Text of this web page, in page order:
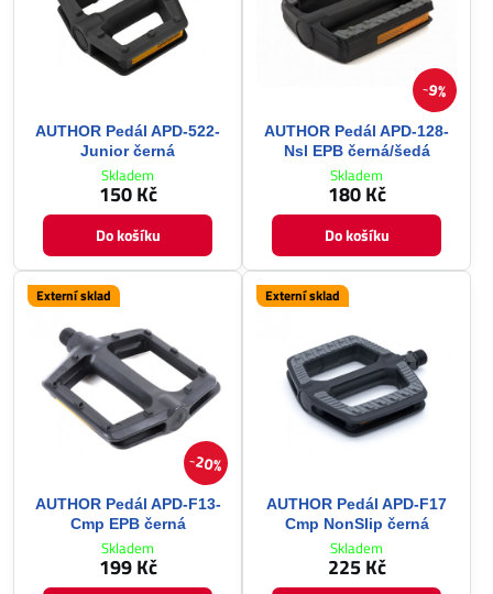
AUTHOR Pedál APD-522-
Junior černá
Skladem
150 Kč
Do košíku
9%
AUTHOR Pedál APD-128-
Nsl EPB černá/šedá
Skladem
180 Kč
Do košíku
20%
Externí sklad
AUTHOR Pedál APD-F13-
Cmp EPB černá
Skladem
199 Kč
Externí sklad
AUTHOR Pedál APD-F17
Cmp NonSlip černá
Skladem
225 Kč